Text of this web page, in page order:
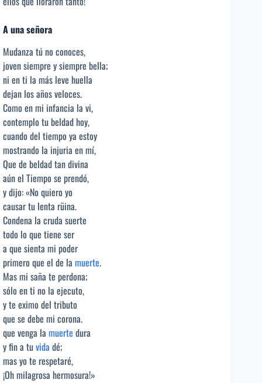
A una señora
Mudanza tú no conoces,
joven siempre y siempre bella;
ni en ti la más leve huella
dejan los años veloces.
Como en mi infancia la vi,
contemplo tu beldad hoy,
cuando del tiempo ya estoy
mostrando la injuria en mí,
Que de beldad tan divina
aún el Tiempo se prendó,
y dijo: «No quiero yo
causar tu lenta rüina.
Condena la cruda suerte
todo lo que tiene ser
a que sienta mi poder
primero que el de la muerte.
Mas mi saña te perdona;
sólo en ti no la ejecuto,
y te eximo del tributo
que se debe mi corona.
que venga la muerte dura
y fin a tuvida dé;
mas yo te respetaré,
¡Oh milagrosa hermosura!»